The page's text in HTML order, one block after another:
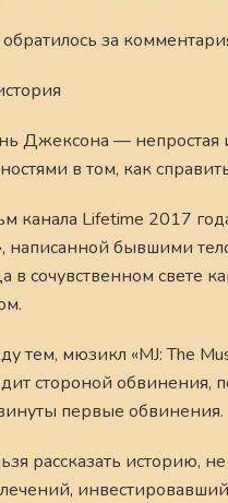
за
Джексона — непростая
в том, как
канала Lifetime 2017
написанной бывшими
в сочувственном свете
тем, мюзикл «MJ: The
стороной обвинения,
первые обвинения.
рассказать историю,